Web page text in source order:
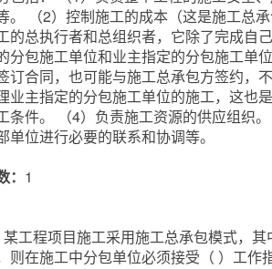
。 （2）控制施工的成本（这是施工总
的总执行者和总组织者，它除了完成自
分包施工单位和业主指定的分包施工单
订合同，也可能与施工总承包方签约，
业主指定的分包施工单位的施工，这也
条件。 （4）负责施工资源的供应组织
单位进行必要的联系和协调等。
： 1
工程项目施工采用施工总承包模式，
则在施工中分包单位必须接受（ ）工作